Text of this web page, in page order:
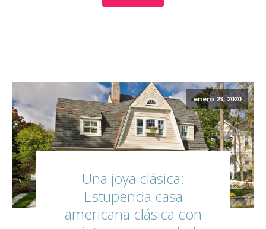
enero 23, 2020
Una joya clásica:
Estupenda casa
americana clásica con